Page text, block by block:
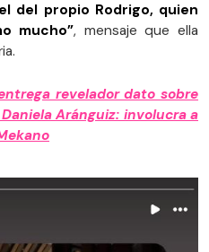
el del propio Rodrigo, quien
mucho”, mensaje que ella
revelador dato sobre
Aránguiz: involucra a